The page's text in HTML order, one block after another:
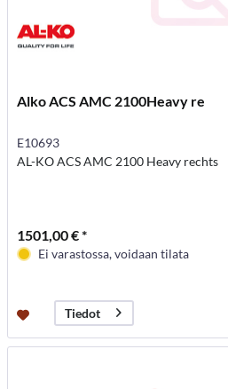
Alko ACS AMC 2100Heavy re
E10693
AL-KO ACS AMC 2100 Heavy rechts
1501,00 € *
Ei varastossa, voidaan tilata
Tiedot